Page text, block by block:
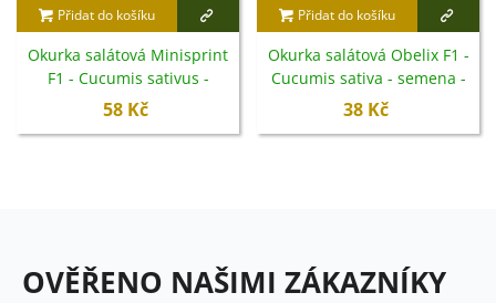
Přidat do košíku
Okurka salátová Minisprint
F1 - Cucumis sativus -
semena - 10 ks
58 Kč
Přidat do košíku
Okurka salátová Obelix F1 -
Cucumis sativa - semena -
20 ks
38 Kč
OVĚŘENO NAŠIMI ZÁKAZNÍKY